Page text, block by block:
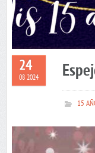
24
08 2024
15